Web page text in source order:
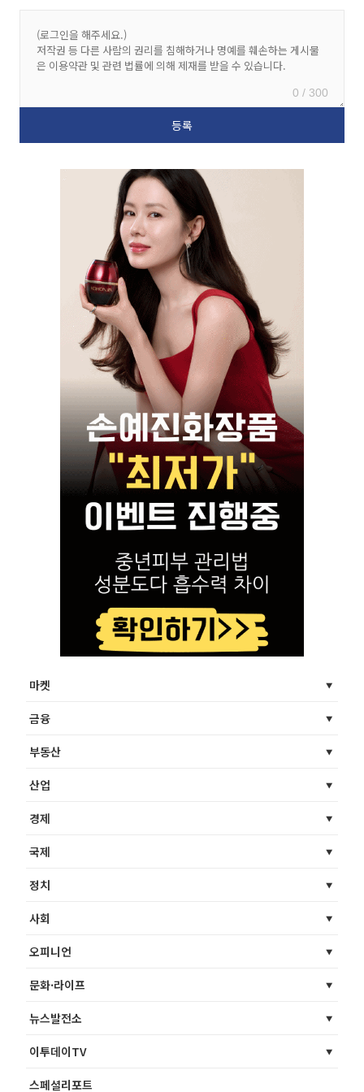
0 / 300
마켓
금융
부동산
산업
경제
국제
정치
사회
오피니언
문화·라이프
뉴스발전소
이투데이TV
스페셜리포트